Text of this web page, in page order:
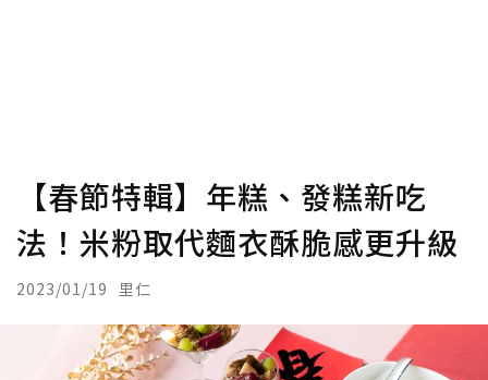
【春節特輯】年糕、發糕新吃
法！米粉取代麵衣酥脆感更升級
2023/01/19 里仁